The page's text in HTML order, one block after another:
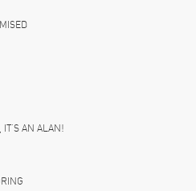
AN ALAN!